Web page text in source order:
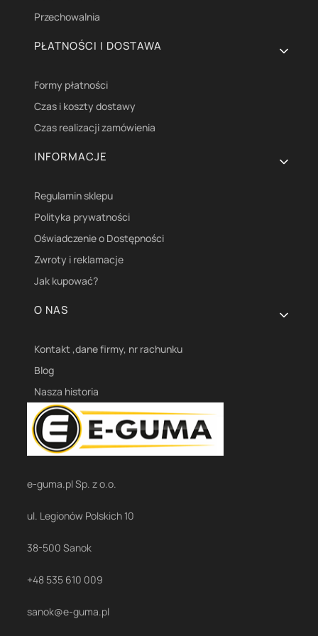
Przechowalnia
PŁATNOŚCI I DOSTAWA
Formy płatności
Czas i koszty dostawy
Czas realizacji zamówienia
INFORMACJE
Regulamin sklepu
Polityka prywatności
Oświadczenie o Dostępności
Zwroty i reklamacje
Jak kupować?
O NAS
Kontakt ,dane firmy, nr rachunku
Blog
Nasza historia
e-guma.pl Sp. z o.o.
ul. Legionów Polskich 10
38-500 Sanok
+48 535 610 009
sanok@e-guma.pl